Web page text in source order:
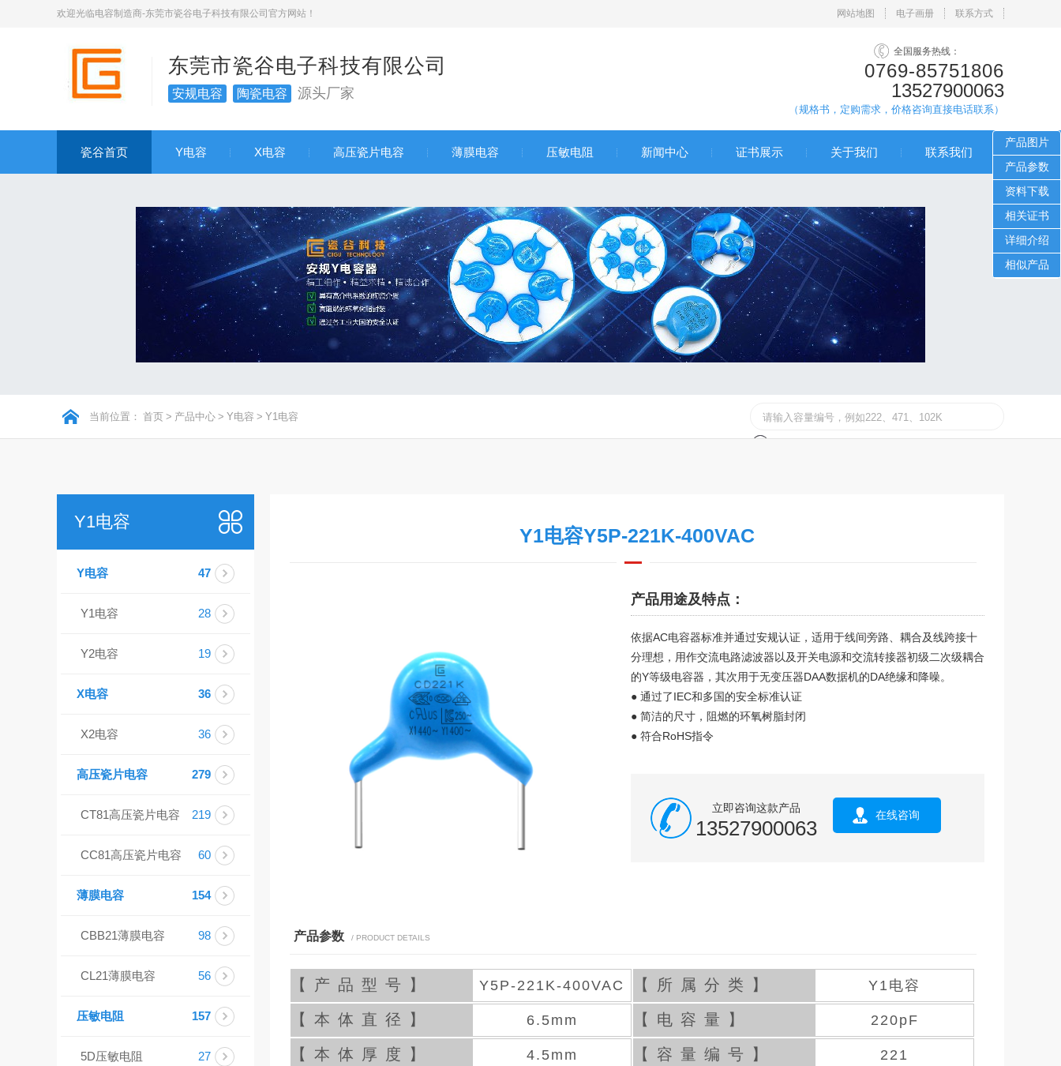
欢迎光临电容制造商-东莞市瓷谷电子科技有限公司官方网站！ 网站地图 电子画册 联系方式
东莞市瓷谷电子科技有限公司
安规电容 陶瓷电容 源头厂家
全国服务热线：
0769-85751806
13527900063
（规格书，定购需求，价格咨询直接电话联系）
瓷谷首页 Y电容 X电容 高压瓷片电容 薄膜电容 压敏电阻 新闻中心 证书展示 关于我们 联系我们
当前位置： 首页 > 产品中心 > Y电容 > Y1电容
Y1电容
Y电容 47
Y1电容 28
Y2电容 19
X电容 36
X2电容 36
高压瓷片电容 279
CT81高压瓷片电容 219
CC81高压瓷片电容 60
薄膜电容 154
CBB21薄膜电容 98
CL21薄膜电容 56
压敏电阻 157
5D压敏电阻 27
Y1电容Y5P-221K-400VAC
产品用途及特点：
依据AC电容器标准并通过安规认证，适用于线间旁路、耦合及线跨接十
分理想，用作交流电路滤波器以及开关电源和交流转接器初级二次级耦合
的Y等级电容器，其次用于无变压器DAA数据机的DA绝缘和降噪。
● 通过了IEC和多国的安全标准认证
● 简洁的尺寸，阻燃的环氧树脂封闭
● 符合RoHS指令
立即咨询这款产品
13527900063
在线咨询
产品参数 / PRODUCT DETAILS
【产品型号】 Y5P-221K-400VAC 【所属分类】 Y1电容
【本体直径】 6.5mm 【电容量】 220pF
【本体厚度】 4.5mm 【容量编号】 221
产品图片
产品参数
资料下载
相关证书
详细介绍
相似产品